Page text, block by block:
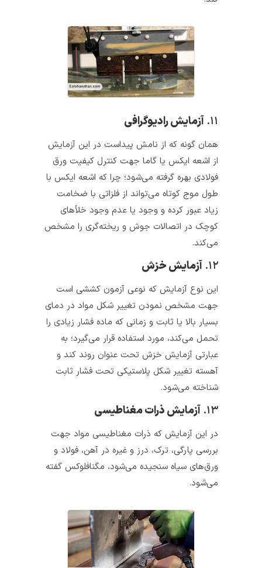
آزمایش رادیوگرافی
همان گونه که از نامش پیداست در این آزمایش
از اشعه ایکس یا گاما جهت کنترل کیفیت ورق‌
فولادی بهره گرفته می‌شود؛ چرا که اشعه ایکس با
طول موج‌ کوتاه می‌تواند از فلزاتی با ضخامت
زیاد عبور کرده و وجود یا عدم وجود خلأهای
کوچک در اتصالات جوش و ریخته‌گری را مشخص
آزمایش خزش
این نوع آزمایش که نوعی آزمون کششی است
جهت مشخص نمودن تغییر شکل مواد در دمای
بسیار بالا یا ثابت و زمانی که ماده فشار زیادی را
تحمل می‌کند، مورد استفاده قرار می‌گیرد؛ به
عبارتی آزمایش خزش تحت عنوان روند کند و
آهسته تغییر شکل پلاستیکی تحت فشار ثابت
شناخته می‌شود.
آزمایش ذرات مغناطیسی
در این آزمایش که ذرات مغناطیسی مواد جهت
بررسی پارگی، ترک، درز و غیره در آهن، فولاد و
ورق‌های سیاه سنجیده می‌شود، مگنافلوکس گفته